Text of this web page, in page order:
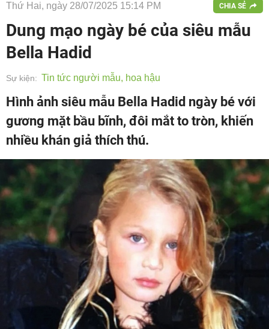
Thứ Hai, ngày 28/07/2025 15:14 PM CHIA SẺ
Dung mạo ngày bé của siêu mẫu
Bella Hadid
Sự kiện: Tin tức người mẫu, hoa hậu
Hình ảnh siêu mẫu Bella Hadid ngày bé với
gương mặt bầu bĩnh, đôi mắt to tròn, khiến
nhiều khán giả thích thú.